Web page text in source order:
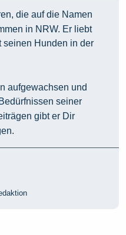
die auf die Namen
in NRW. Er liebt
Hunden in der
aufgewachsen und
seiner
gibt er Dir